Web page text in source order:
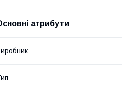
атрибути